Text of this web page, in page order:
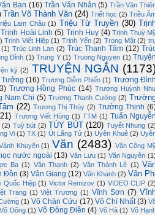
Bạn (16) Trần Văn Nhân (5) Trần Văn
Trần Võ Thành Văn (24) Triết học (2) Triều
Lam Châu (1) Triệu Từ Truyền (30)
Trịnh Hoài Linh (5) Trịnh Huy (4) Trịnh Thuỳ
Trịnh Viết Hiệp (1) Trịnh Yến (2) Trọng Mật (2)
(1) Trúc Linh Lan (2) Trúc Thanh Tâm (12)
Đỉnh (1) Trung Y (1) Truong Nguyen (1)
ký (2) TRUYỆN NGẮN
(16) Trương Diễm Phiến (1) Trương
Trương Hồng Phúc (14) Trương Huỳnh
Nam Chi (5) Trương Thanh Cường (2)
(22) Trương Thị Thúy (2) Trường Thịnh
Trương Viết Hùng (1) TTM (1) Tuấn
(2) Tuỳ bút (2) TÙY BÚT (120) Tuyết Nhung
Vi (1) TX (1) Út Lãng Tử (1) Uyên Khuê (2)
Khuyên (1) Văn (2483) Văn Công
nước ngoài (13) Văn Lưu (1) Văn Nguyên
Ba (1) Văn Thạnh (2) Văn Thành Lê (1)
Đồn (3) Vân Giang (12) Vân Khanh (2) Vân
Quốc Hiệp (1) Victor Remizov (1) VIDEO CLIP
Trang (1) Việt Trương (1) Vĩnh Sơn (7)
(1) Võ Chân Cửu (17) Võ Chí Nhất (3)
Võ Dõng (1) Võ Đông Điền (4) Võ Hà (1) Võ